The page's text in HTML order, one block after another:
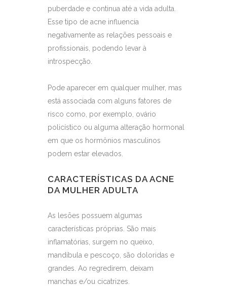
puberdade e continua até a vida adulta.
Esse tipo de acne influencia
negativamente as relações pessoais e
profissionais, podendo levar à
introspecção.
Pode aparecer em qualquer mulher, mas
está associada com alguns fatores de
risco como, por exemplo, ovário
policístico ou alguma alteração hormonal
em que os hormônios masculinos
podem estar elevados.
CARACTERÍSTICAS DA ACNE
DA MULHER ADULTA
As lesões possuem algumas
características próprias. São mais
inflamatórias, surgem no queixo,
mandíbula e pescoço, são doloridas e
grandes. Ao regredirem, deixam
manchas e/ou cicatrizes.